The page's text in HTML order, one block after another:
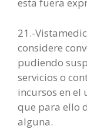
21.-
considere
pudiendo
servicios o
incursos en el
que para ello
alguna.